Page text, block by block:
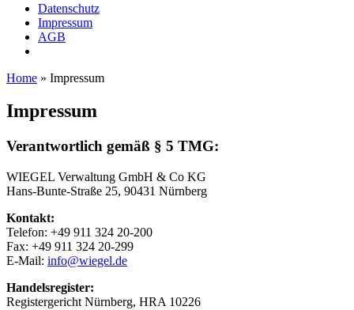
Datenschutz
Impressum
AGB
Home » Impressum
Impressum
Verantwortlich gemäß § 5 TMG:
WIEGEL Verwaltung GmbH & Co KG
Hans-Bunte-Straße 25, 90431 Nürnberg
Kontakt:
Telefon: +49 911 324 20-200
Fax: +49 911 324 20-299
E-Mail: info@wiegel.de
Handelsregister:
Registergericht Nürnberg, HRA 10226